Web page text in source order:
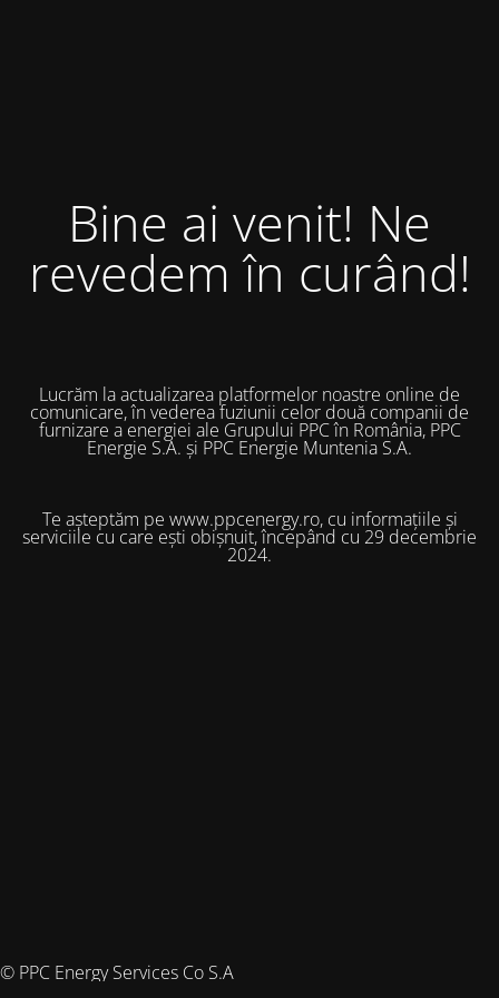
Bine ai venit! Ne
revedem în curând!
Lucrăm la actualizarea platformelor noastre online de
comunicare, în vederea fuziunii celor două companii de
furnizare a energiei ale Grupului PPC în România, PPC
Energie S.A. și PPC Energie Muntenia S.A.
Te așteptăm pe www.ppcenergy.ro, cu informațiile și
serviciile cu care ești obișnuit, începând cu 29 decembrie
2024.
© PPC Energy Services Co S.A